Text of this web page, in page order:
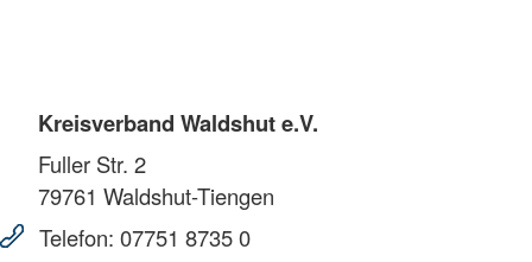
Kreisverband Waldshut e.V.
Fuller Str. 2
79761 Waldshut-Tiengen
Telefon: 07751 8735 0